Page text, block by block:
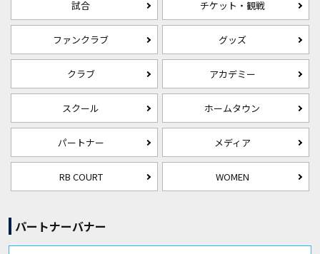
試合 チケット・観戦
ファンクラブ グッズ
クラブ アカデミー
スクール ホームタウン
パートナー メディア
RB COURT WOMEN
パートナーバナー